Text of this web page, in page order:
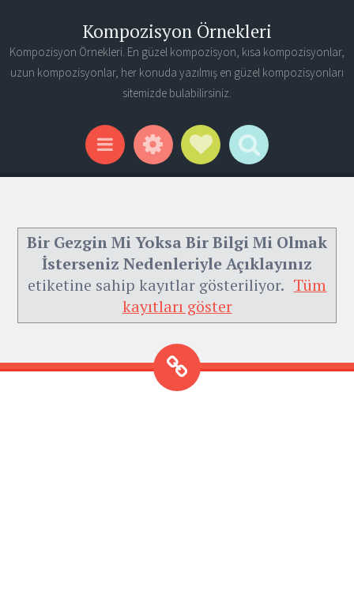
Kompozisyon Örnekleri
Kompozisyon Örnekleri. En güzel kompozisyon, kısa kompozisyonlar,
uzun kompozisyonlar, her konuda yazılmış en güzel kompozisyonları
sitemizde bulabilirsiniz.
Menu WidgetsSocial Links
Search
Bir Gezgin Mi Yoksa Bir Bilgi Mi Olmak
İsterseniz Nedenleriyle Açıklayınız
etiketine sahip kayıtlar gösteriliyor. Tüm
kayıtları göster